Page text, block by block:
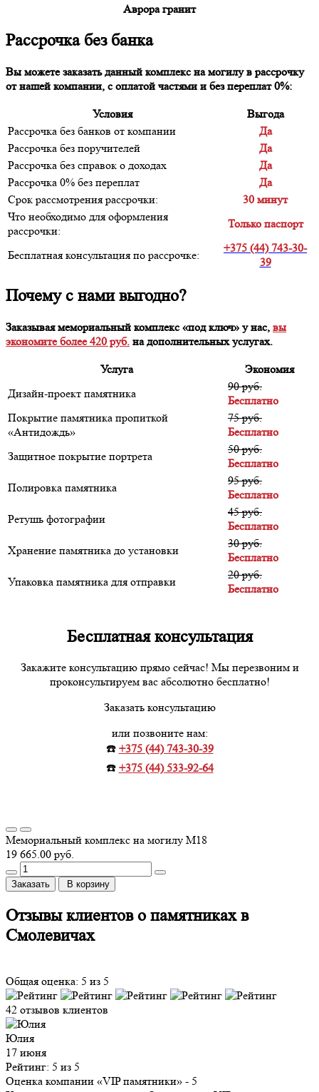
Аврора гранит
Рассрочка без банка
Вы можете заказать данный комплекс на могилу в рассрочку
от нашей компании, с оплатой частями и без переплат 0%:
Условия
Выгода
Рассрочка без банков от компании
Да
Рассрочка без поручителей
Да
Рассрочка без справок о доходах
Да
Рассрочка 0% без переплат
Да
Срок рассмотрения рассрочки:
30 минут
Что необходимо для оформления
рассрочки:
Только паспорт
Бесплатная консультация по рассрочке:
+375 (44) 743-30-
39
Почему с нами выгодно?
Заказывая мемориальный комплекс «под ключ» у нас, вы
экономите более 420 руб. на дополнительных услугах.
Услуга
Экономия
Дизайн-проект памятника
90 руб.
Бесплатно
Покрытие памятника пропиткой
«Антидождь»
75 руб.
Бесплатно
Защитное покрытие портрета
50 руб.
Бесплатно
Полировка памятника
95 руб.
Бесплатно
Ретушь фотографии
45 руб.
Бесплатно
Хранение памятника до установки
30 руб.
Бесплатно
Упаковка памятника для отправки
20 руб.
Бесплатно
Бесплатная консультация
Закажите консультацию прямо сейчас! Мы перезвоним и
проконсультируем вас абсолютно бесплатно!
Заказать консультацию
или позвоните нам:
☎️ +375 (44) 743-30-39
☎️ +375 (44) 533-92-64
Мемориальный комплекс на могилу М18
19 665.00 руб.
Заказать В корзину
Отзывы клиентов о памятниках в
Смолевичах
Общая оценка: 5 из 5
42 отзывов клиентов
Юлия
17 июня
Рейтинг: 5 из 5
Оценка компании «VIP памятники» - 5